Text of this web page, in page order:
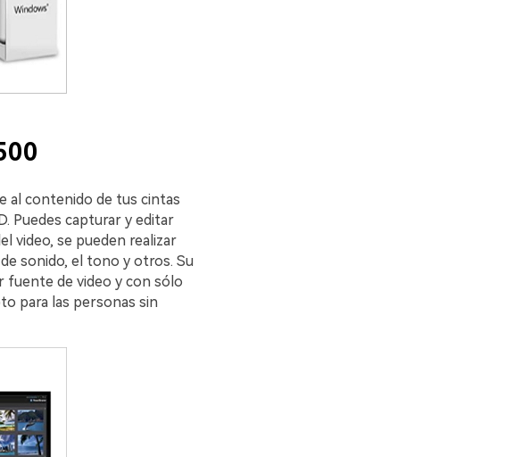
al contenido de tus cintas
Puedes capturar y editar
video, se pueden realizar
sonido, el tono y otros. Su
fuente de video y con sólo
para las personas sin